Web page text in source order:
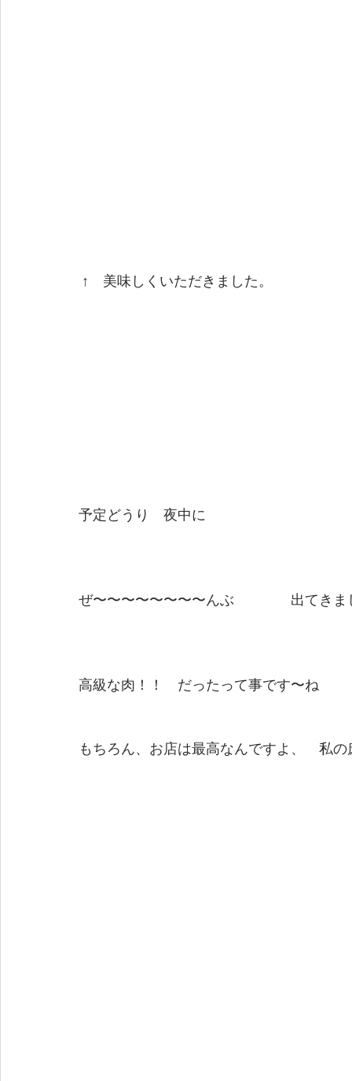
↑　美味しくいただきました。
予定どうり　夜中に
ぜ〜〜〜〜〜〜〜〜んぶ　　　　出てきま
高級な肉！！　だったって事です〜ね
もちろん、お店は最高なんですよ、　私